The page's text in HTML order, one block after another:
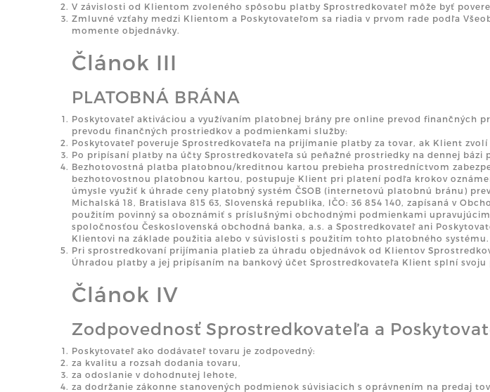
V závislosti od Klientom zvoleného spôsobu platby Sprostredkovateľ môže byť
Zmluvné vzťahy medzi Klientom a Poskytovateľom sa riadia v prvom rade podľa
momente objednávky.
Článok III
PLATOBNÁ BRÁNA
Poskytovateľ aktiváciou a využívaním platobnej brány pre online prevod finančných
prevodu finančných prostriedkov a podmienkami služby:
Poskytovateľ poveruje Sprostredkovateľa na prijímanie platby za tovar, ak Klient
Po pripísaní platby na účty Sprostredkovateľa sú peňažné prostriedky na dennej bázi
Bezhotovostná platba platobnou/kreditnou kartou prebieha prostredníctvom
bezhotovostnou platobnou kartou, postupuje Klient pri platení podľa krokov
úmysle využiť k úhrade ceny platobný systém ČSOB (internetovú platobnú bránu)
Michalská 18, Bratislava 815 63, Slovenská republika, IČO: 36 854 140, zapísaná v
použitím povinný sa oboznámiť s príslušnými obchodnými podmienkami
spoločnosťou Československá obchodná banka, a.s. a Spostredkovateľ ani
Klientovi na základe použitia alebo v súvislosti s použitím tohto platobného systému.
Pri sprostredkovaní prijímania platieb za úhradu objednávok od Klientov
Úhradou platby a jej pripísaním na bankový účet Sprostredkovateľa Klient splní
Článok IV
Zodpovednosť Sprostredkovateľa a
Poskytovateľ ako dodávateľ tovaru je zodpovedný:
za kvalitu a rozsah dodania tovaru,
za odoslanie v dohodnutej lehote,
za dodržanie zákonne stanovených podmienok súvisiacich s oprávnením na predaj